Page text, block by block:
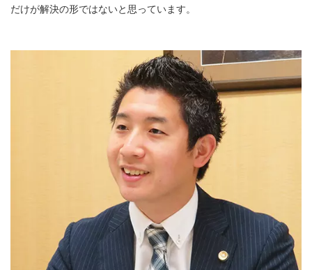
だけが解決の形ではないと思っています。